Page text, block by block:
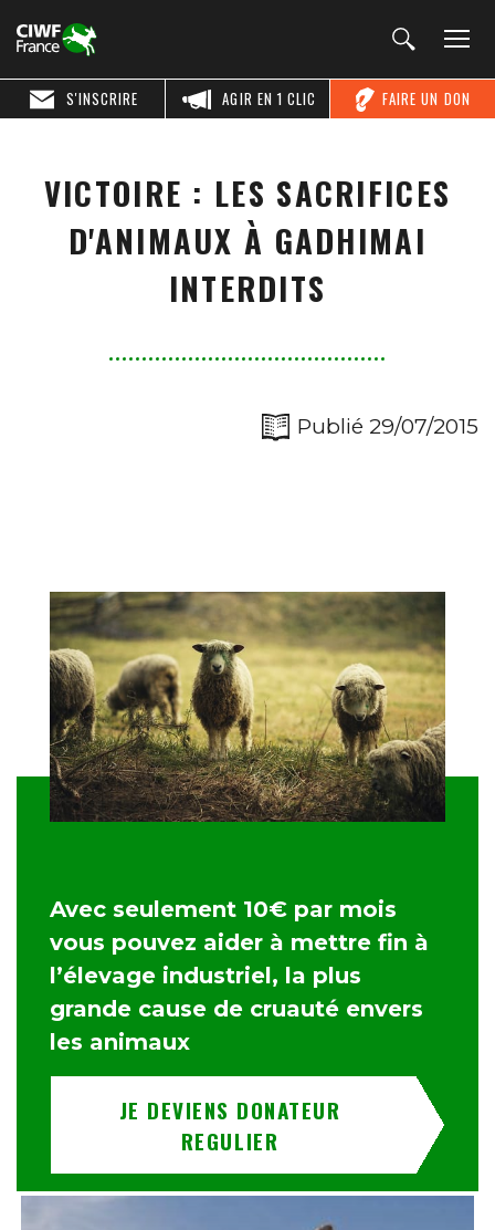
FAIRE UN DON
AGIR EN 1 CLIC
S'INSCRIRE
VICTOIRE : LES SACRIFICES
D'ANIMAUX À GADHIMAI
INTERDITS
Publié 29/07/2015
Avec seulement 10€ par mois
vous pouvez aider à mettre fin à
l’élevage industriel, la plus
grande cause de cruauté envers
les animaux
JE DEVIENS DONATEUR
REGULIER